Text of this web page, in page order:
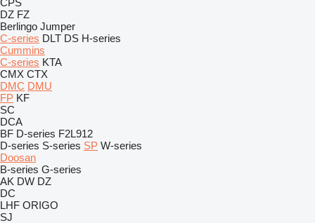
CPS
DZ FZ
Berlingo Jumper
C-series DLT DS H-series
Cummins
C-series KTA
CMX CTX
DMC DMU
FP KF
SC
DCA
BF D-series F2L912
D-series S-series SP W-series
Doosan
B-series G-series
AK DW DZ
DC
LHF ORIGO
SJ